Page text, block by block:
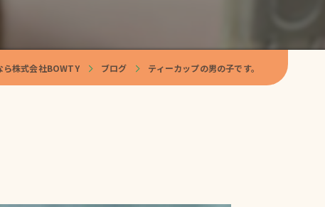
ら株式会社BOWTY ブログ ティーカップの男の子です。